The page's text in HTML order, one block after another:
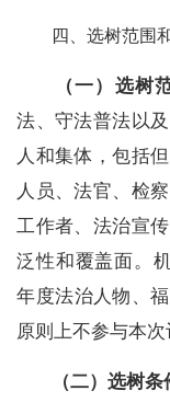
四、选树范围
（一） 选树
法、守法普法以
人和集体，包括
人员、法官、检
工作者、法治宣
泛性和覆盖面。
年度法治人物、
原则上不参与本次
（二）选树条